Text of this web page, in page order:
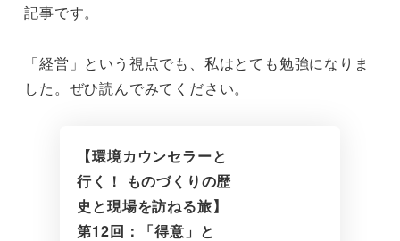
記事です。
「経営」という視点でも、私はとても勉強になりま
した。ぜひ読んでみてください。
【環境カウンセラーと
行く！ ものづくりの歴
史と現場を訪ねる旅】
第12回：「得意」と